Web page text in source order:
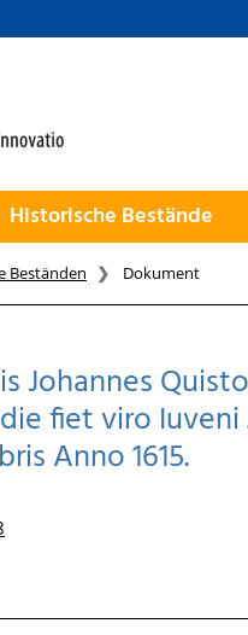
Historische Bestände
Beständen Dokument
Johannes
fiet viro Iuveni
Anno 1615.